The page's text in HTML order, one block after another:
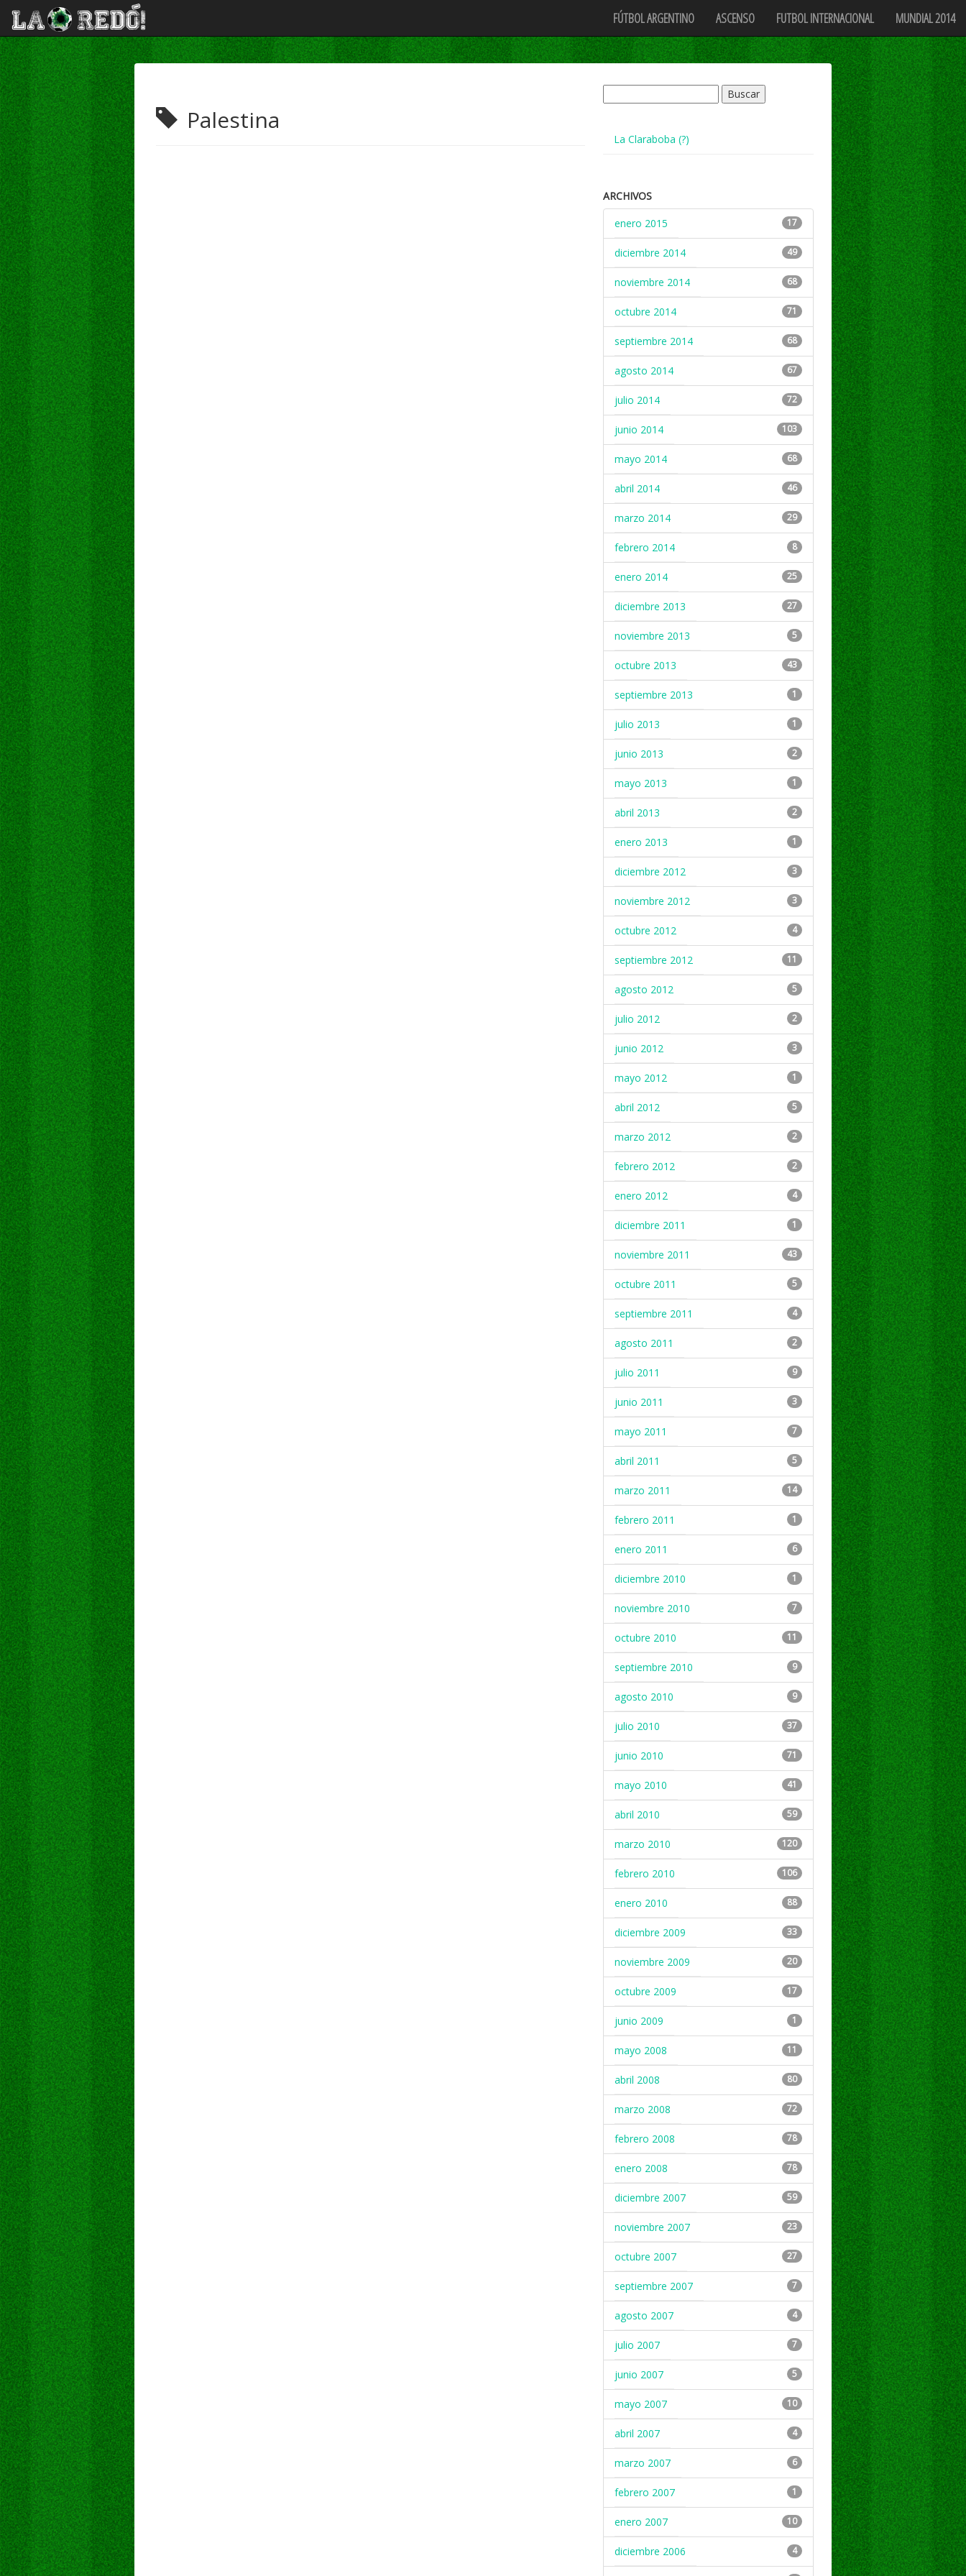
FÚTBOL ARGENTINO ASCENSO FUTBOL INTERNACIONAL MUNDIAL 2014
Palestina
La Claraboba (?)
ARCHIVOS
enero 2015
17
diciembre 2014 49
noviembre 2014 68
octubre 2014 71
septiembre 2014 68
agosto 2014 67
julio 2014 72
junio 2014 103
mayo 2014 68
abril 2014 46
marzo 2014 29
febrero 2014 8
enero 2014 25
diciembre 2013 27
noviembre 2013 5
octubre 2013 43
septiembre 2013 1
julio 2013 1
junio 2013 2
mayo 2013 1
abril 2013 2
enero 2013 1
diciembre 2012 3
noviembre 2012 3
octubre 2012 4
septiembre 2012 11
agosto 2012 5
julio 2012 2
junio 2012 3
mayo 2012 1
abril 2012 5
marzo 2012 2
febrero 2012 2
enero 2012 4
diciembre 2011 1
noviembre 2011 43
octubre 2011 5
septiembre 2011 4
agosto 2011 2
julio 2011 9
junio 2011 3
mayo 2011 7
abril 2011 5
marzo 2011 14
febrero 2011 1
enero 2011 6
diciembre 2010 1
noviembre 2010 7
octubre 2010 11
septiembre 2010 9
agosto 2010 9
julio 2010 37
junio 2010 71
mayo 2010 41
abril 2010 59
marzo 2010 120
febrero 2010 106
enero 2010 88
diciembre 2009 33
noviembre 2009 20
octubre 2009 17
junio 2009 1
mayo 2008 11
abril 2008 80
marzo 2008 72
febrero 2008 78
enero 2008 78
diciembre 2007 59
noviembre 2007 23
octubre 2007 27
septiembre 2007 7
agosto 2007 4
julio 2007 7
junio 2007 5
mayo 2007 10
abril 2007 4
marzo 2007 6
febrero 2007 1
enero 2007 10
diciembre 2006 4